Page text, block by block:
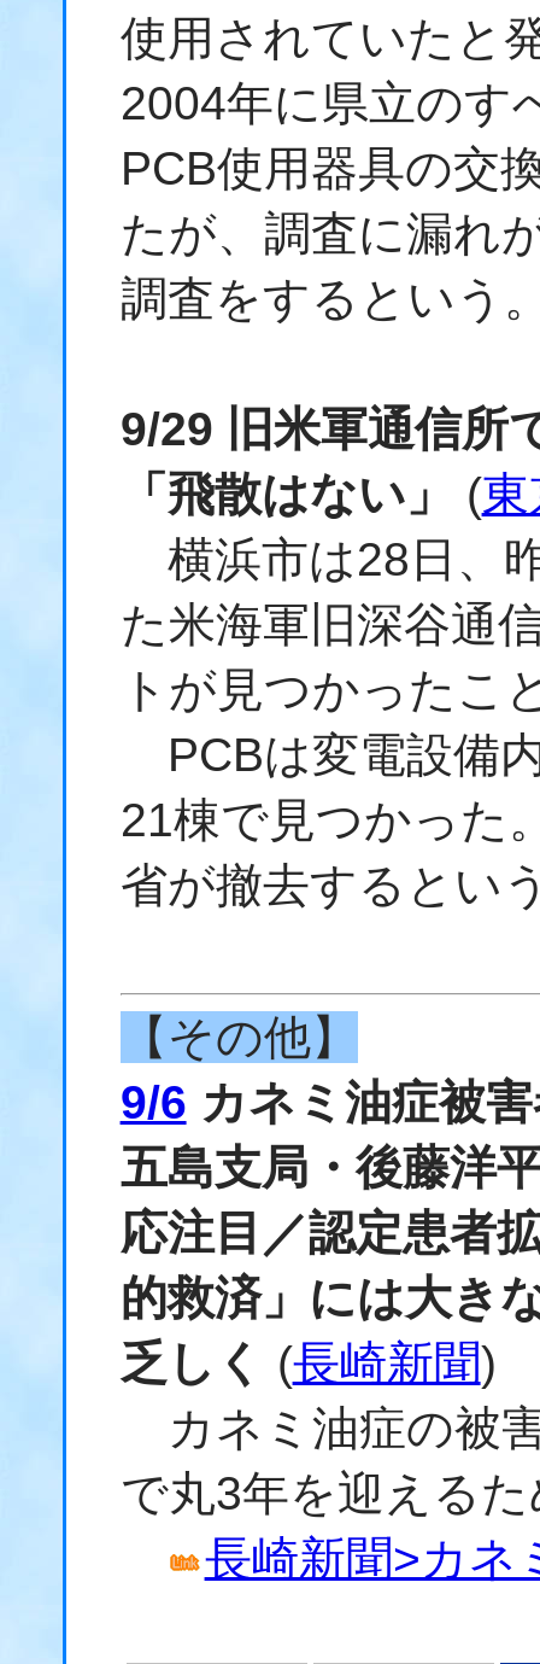
使用されていたと
2004年に県立のす
PCB使用器具の交
たが、調査に漏れ
調査をするという
9/29 旧米軍通信
「飛散はない」
(東
横浜市は28日、
た米海軍旧深谷通
トが見つかったこ
PCBは変電設備
21棟で見つかった
省が撤去するとい
【その他】
9/6 カネミ油症被
五島支局・後藤洋
応注目／認定患者
的救済」には大き
乏しく
(長崎新聞)
カネミ油症の被
で丸3年を迎える
長崎新聞>カネ